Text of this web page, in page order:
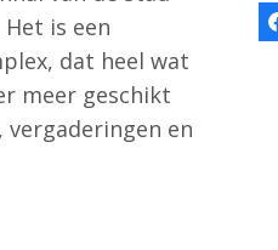
is een
dat heel wat
meer geschikt
en